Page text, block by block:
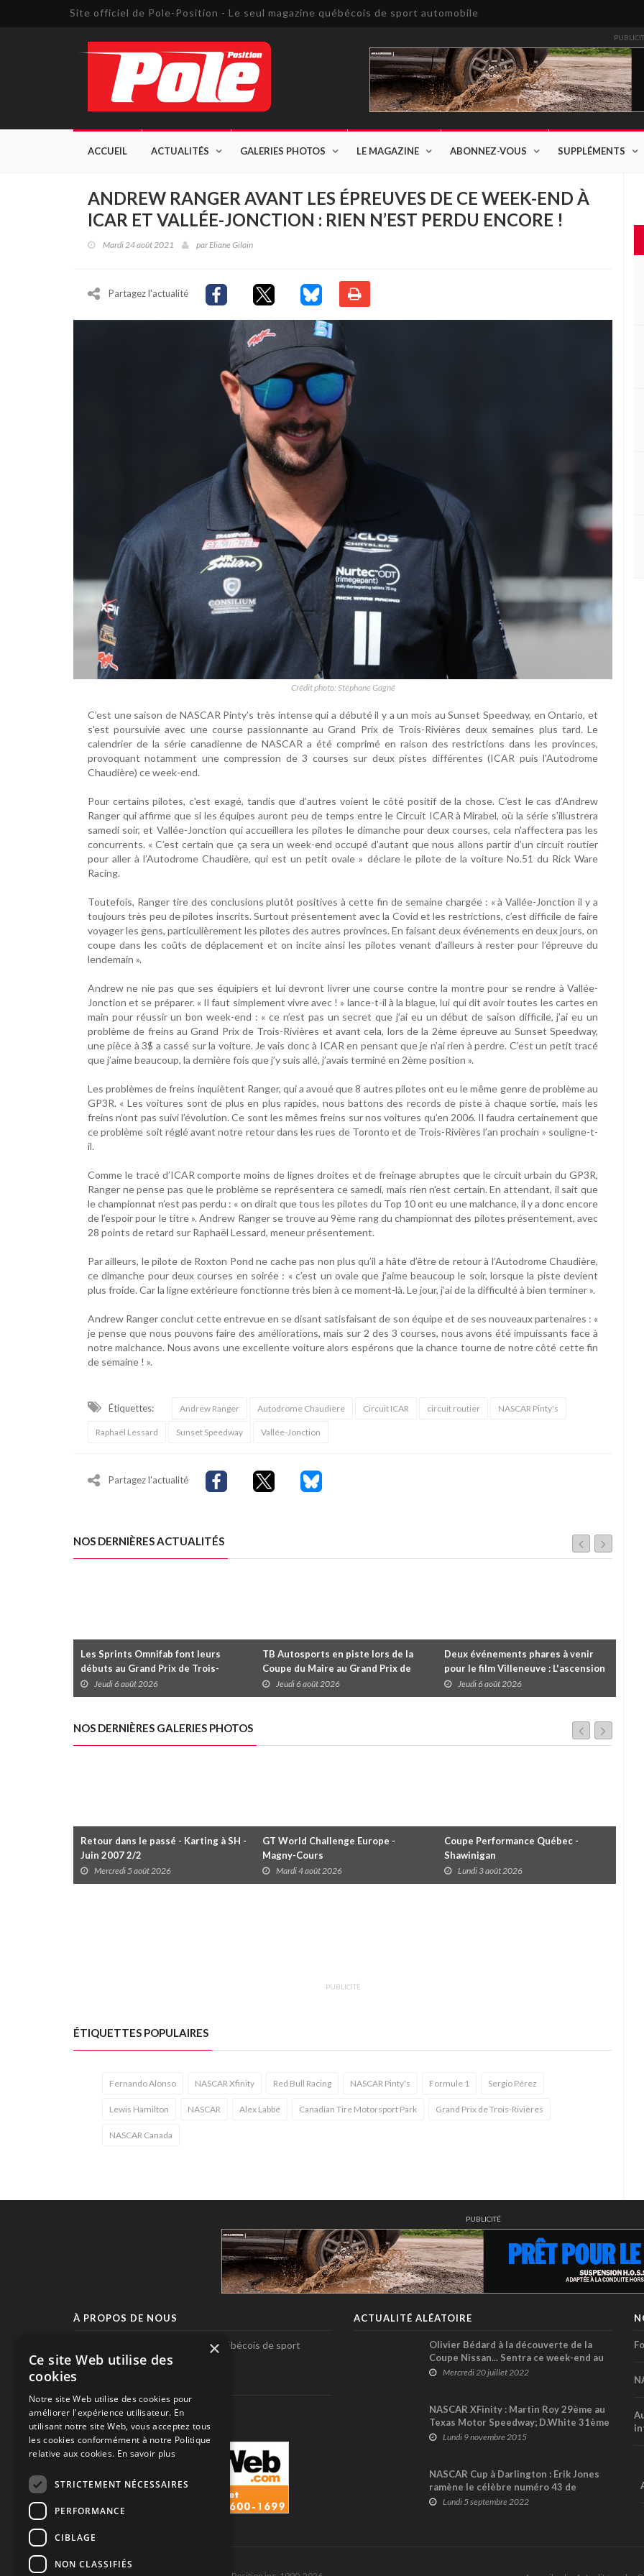
Site officiel de Pole-Position - Le seul magazine québécois de sport automobile
ACCUEIL ACTUALITÉS GALERIES PHOTOS LE MAGAZINE ABONNEZ-VOUS SUPPLÉMENTS
ANDREW RANGER AVANT LES ÉPREUVES DE CE WEEK-END À
ICAR ET VALLÉE-JONCTION : RIEN N’EST PERDU ENCORE !
Mardi 24 août 2021 parEliane Gilain
Partagez l'actualité
Crédit photo: Stéphane Gagné
C’est une saison de NASCAR Pinty’s très intense qui a débuté il y a un mois au Sunset Speedway, en Ontario, et
s'est poursuivie avec une course passionnante au Grand Prix de Trois-Rivières deux semaines plus tard. Le
calendrier de la série canadienne de NASCAR a été comprimé en raison des restrictions dans les provinces,
provoquant notamment une compression de 3 courses sur deux pistes différentes (ICAR puis l'Autodrome
Chaudière) ce week-end.
Pour certains pilotes, c'est exagé, tandis que d’autres voient le côté positif de la chose. C’est le cas d’Andrew
Ranger qui affirme que si les équipes auront peu de temps entre le Circuit ICAR à Mirabel, où la série s’illustrera
samedi soir, et Vallée-Jonction qui accueillera les pilotes le dimanche pour deux courses, cela n'affectera pas les
concurrents. « C’est certain que ça sera un week-end occupé d'autant que nous allons partir d’un circuit routier
pour aller à l’Autodrome Chaudière, qui est un petit ovale » déclare le pilote de la voiture No.51 du Rick Ware
Racing.
Toutefois, Ranger tire des conclusions plutôt positives à cette fin de semaine chargée : « à Vallée-Jonction il y a
toujours très peu de pilotes inscrits. Surtout présentement avec la Covid et les restrictions, c’est difficile de faire
voyager les gens, particulièrement les pilotes des autres provinces. En faisant deux événements en deux jours, on
coupe dans les coûts de déplacement et on incite ainsi les pilotes venant d’ailleurs à rester pour l’épreuve du
lendemain ».
Andrew ne nie pas que ses équipiers et lui devront livrer une course contre la montre pour se rendre à Vallée-
Jonction et se préparer. « Il faut simplement vivre avec ! » lance-t-il à la blague, lui qui dit avoir toutes les cartes en
main pour réussir un bon week-end : « ce n’est pas un secret que j’ai eu un début de saison difficile, j’ai eu un
problème de freins au Grand Prix de Trois-Rivières et avant cela, lors de la 2ème épreuve au Sunset Speedway,
une pièce à 3$ a cassé sur la voiture. Je vais donc à ICAR en pensant que je n’ai rien à perdre. C’est un petit tracé
que j’aime beaucoup, la dernière fois que j’y suis allé, j’avais terminé en 2ème position ».
Les problèmes de freins inquiètent Ranger, qui a avoué que 8 autres pilotes ont eu le même genre de problème au
GP3R. « Les voitures sont de plus en plus rapides, nous battons des records de piste à chaque sortie, mais les
freins n’ont pas suivi l’évolution. Ce sont les mêmes freins sur nos voitures qu’en 2006. Il faudra certainement que
ce problème soit réglé avant notre retour dans les rues de Toronto et de Trois-Rivières l’an prochain » souligne-t-
il.
Comme le tracé d’ICAR comporte moins de lignes droites et de freinage abruptes que le circuit urbain du GP3R,
Ranger ne pense pas que le problème se représentera ce samedi, mais rien n'est certain. En attendant, il sait que
le championnat n’est pas perdu : « on dirait que tous les pilotes du Top 10 ont eu une malchance, il y a donc encore
de l’espoir pour le titre ». Andrew Ranger se trouve au 9ème rang du championnat des pilotes présentement, avec
28 points de retard sur Raphaël Lessard, meneur présentement.
Par ailleurs, le pilote de Roxton Pond ne cache pas non plus qu’il a hâte d’être de retour à l’Autodrome Chaudière,
ce dimanche pour deux courses en soirée : « c’est un ovale que j’aime beaucoup le soir, lorsque la piste devient
plus froide. Car la ligne extérieure fonctionne très bien à ce moment-là. Le jour, j’ai de la difficulté à bien terminer ».
Andrew Ranger conclut cette entrevue en se disant satisfaisant de son équipe et de ses nouveaux partenaires : «
je pense que nous pouvons faire des améliorations, mais sur 2 des 3 courses, nous avons été impuissants face à
notre malchance. Nous avons une excellente voiture alors espérons que la chance tourne de notre côté cette fin
de semaine ! ».
Étiquettes: Andrew Ranger Autodrome Chaudière Circuit ICAR circuit routier NASCAR Pinty's
Raphaël Lessard Sunset Speedway Vallée-Jonction
Partagez l'actualité
NOS DERNIÈRES ACTUALITÉS
Les Sprints Omnifab font leurs
débuts au Grand Prix de Trois-
Rivières avec un format inspiré de
Daytona
Jeudi 6 août 2026
TB Autosports en piste lors de la
Coupe du Maire au Grand Prix de
Trois-Rivières
Jeudi 6 août 2026
Deux événements phares à venir
pour le film Villeneuve : L'ascension
d'une légende (+ vidéo)
Jeudi 6 août 2026
NOS DERNIÈRES GALERIES PHOTOS
Retour dans le passé - Karting à SH -
Juin 2007 2/2
Mercredi 5 août 2026
GT World Challenge Europe -
Magny-Cours
Mardi 4 août 2026
Coupe Performance Québec -
Shawinigan
Lundi 3 août 2026
PUBLICITÉ
ÉTIQUETTES POPULAIRES
Fernando Alonso NASCAR Xfinity Red Bull Racing NASCAR Pinty's Formule 1 Sergio Pérez
Lewis Hamilton NASCAR Alex Labbé Canadian Tire Motorsport Park Grand Prix de Trois-Rivières
NASCAR Canada
PUBLICITÉ
À PROPOS DE NOUS
Pole-Position, le seul magazine québécois de sport
automobile.
SUIVEZ-NOUS
ACTUALITÉ ALÉATOIRE
Olivier Bédard à la découverte de la
Coupe Nissan... Sentra ce week-end au
Mont-Tremblant
Mercredi 20 juillet 2022
NASCAR XFinity : Martin Roy 29ème au
Texas Motor Speedway; D.White 31ème
Lundi 9 novembre 2015
NASCAR Cup à Darlington : Erik Jones
ramène le célèbre numéro 43 de
Richard Petty sur le chemin de la
Lundi 5 septembre 2022
×
Ce site Web utilise des
cookies
Notre site Web utilise des cookies pour
améliorer l'expérience utilisateur. En
utilisant notre site Web, vous acceptez tous
les cookies conformément à notre Politique
relative aux cookies. En savoir plus
STRICTEMENT NÉCESSAIRES
PERFORMANCE
CIBLAGE
NON CLASSIFIÉS